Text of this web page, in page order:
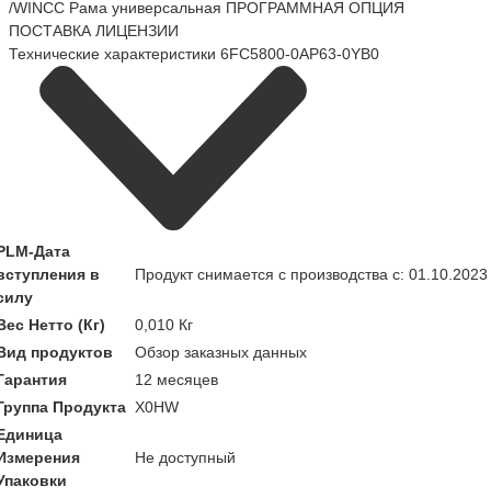
/WINCC Рама универсальная ПРОГРАММНАЯ ОПЦИЯ
ПОСТАВКА ЛИЦЕНЗИИ
Технические характеристики 6FC5800-0AP63-0YB0
Дата
в
Продукт снимается с производства с: 01.10.2023
Нетто (Кг)
0,010 Кг
продуктов
Обзор заказных данных
12 месяцев
Продукта X0HW
Не доступный